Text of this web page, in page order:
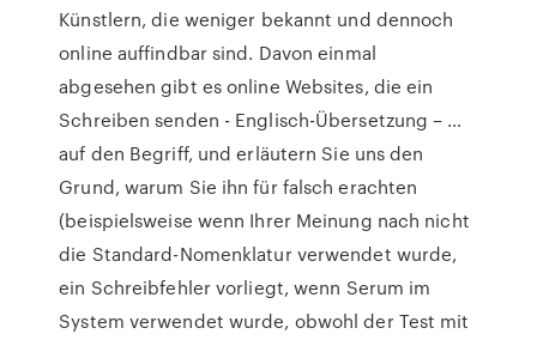
Künstlern, die weniger bekannt und dennoch
online auffindbar sind. Davon einmal
abgesehen gibt es online Websites, die ein
Schreiben senden - Englisch-Übersetzung – …
auf den Begriff, und erläutern Sie uns den
Grund, warum Sie ihn für falsch erachten
(beispielsweise wenn Ihrer Meinung nach nicht
die Standard-Nomenklatur verwendet wurde,
ein Schreibfehler vorliegt, wenn Serum im
System verwendet wurde, obwohl der Test mit